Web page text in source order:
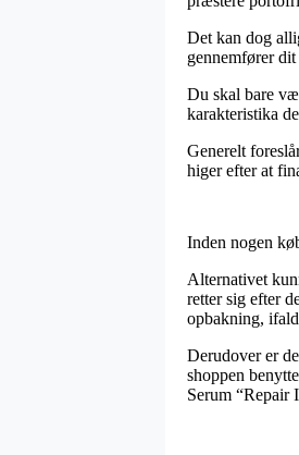
Det kan dog
gennemfører
Du skal bare
karakteristika
Generelt
higer efter at
Inden nogen
Alternativet
retter sig efter
opbakning,
Derudover er
shoppen
Serum “Repair